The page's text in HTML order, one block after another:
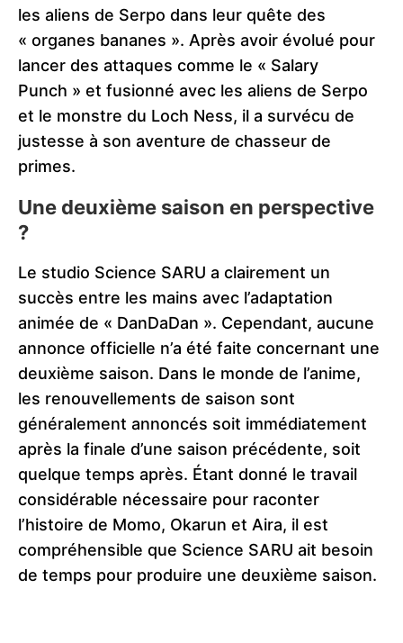
les aliens de Serpo dans leur quête des
« organes bananes ». Après avoir évolué pour
lancer des attaques comme le « Salary
Punch » et fusionné avec les aliens de Serpo
et le monstre du Loch Ness, il a survécu de
justesse à son aventure de chasseur de
primes.
Une deuxième saison en perspective
?
Le studio Science SARU a clairement un
succès entre les mains avec l’adaptation
animée de « DanDaDan ». Cependant, aucune
annonce officielle n’a été faite concernant une
deuxième saison. Dans le monde de l’anime,
les renouvellements de saison sont
généralement annoncés soit immédiatement
après la finale d’une saison précédente, soit
quelque temps après. Étant donné le travail
considérable nécessaire pour raconter
l’histoire de Momo, Okarun et Aira, il est
compréhensible que Science SARU ait besoin
de temps pour produire une deuxième saison.